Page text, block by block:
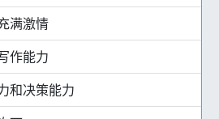
满激情
作能力
和决策能力